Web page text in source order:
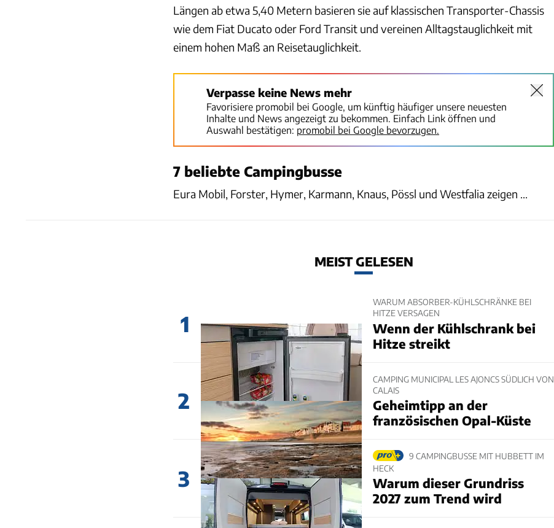
Längen ab etwa 5,40 Metern basieren sie auf klassischen Transporter-Chassis
wie dem Fiat Ducato oder Ford Transit und vereinen Alltagstauglichkeit mit
einem hohen Maß an Reisetauglichkeit.
Verpasse keine News mehr
Favorisiere promobil bei Google, um künftig häufiger unsere neuesten
Inhalte und News angezeigt zu bekommen. Einfach Link öffnen und
Auswahl bestätigen: promobil bei Google bevorzugen.
7 beliebte Campingbusse
Eura Mobil, Forster, Hymer, Karmann, Knaus, Pössl und Westfalia zeigen ...
MEIST GELESEN
1
WARUM ABSORBER-KÜHLSCHRÄNKE BEI
HITZE VERSAGEN
Wenn der Kühlschrank bei
Hitze streikt
2
CAMPING MUNICIPAL LES AJONCS SÜDLICH VON
CALAIS
Geheimtipp an der
französischen Opal-Küste
3
9 CAMPINGBUSSE MIT HUBBETT IM
HECK
Warum dieser Grundriss
2027 zum Trend wird